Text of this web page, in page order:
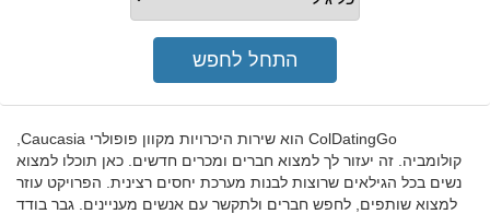
קולומביה. זה יעזור לך למצוא חברים ומכרים חדשים. כאן תוכלו למצוא
נשים בכל הגילאים שרוצות לבנות מערכת יחסים רצינית. הפרויקט עוזר
למצוא שותפים, לחפש חברים ולתקשר עם אנשים מעניינים. גבר בודד